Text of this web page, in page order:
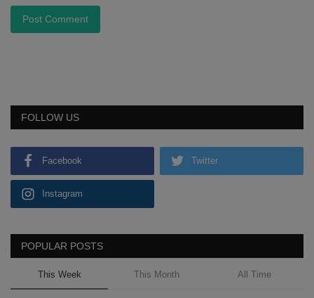
Post Comment
FOLLOW US
Facebook Twitter
Instagram
POPULAR POSTS
This Week This Month All Time